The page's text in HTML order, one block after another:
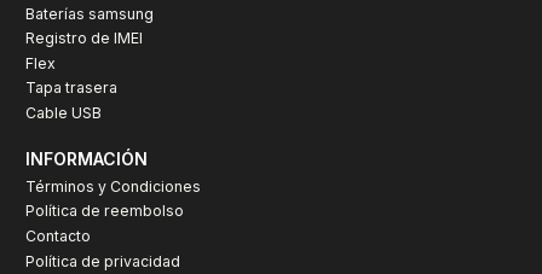
Baterías samsung
Registro de IMEI
Flex
Tapa trasera
Cable USB
INFORMACIÓN
Términos y Condiciones
Política de reembolso
Contacto
Política de privacidad